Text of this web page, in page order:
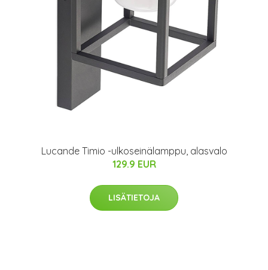
Lucande Timio -ulkoseinälamppu, alasvalo
129.9 EUR
LISÄTIETOJA